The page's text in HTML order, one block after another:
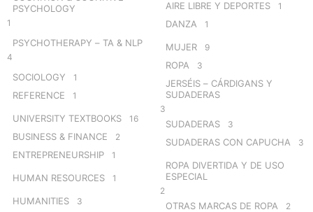
PSYCHOLOGY
1
PSYCHOTHERAPY – TA & NLP
4
SOCIOLOGY 1
REFERENCE 1
UNIVERSITY TEXTBOOKS 16
BUSINESS & FINANCE 2
ENTREPRENEURSHIP 1
HUMAN RESOURCES 1
HUMANITIES 3
AIRE LIBRE Y DEPORTES 1
DANZA 1
MUJER 9
ROPA 3
JERSÉIS – CÁRDIGANS Y
SUDADERAS
3
SUDADERAS 3
SUDADERAS CON CAPUCHA 3
ROPA DIVERTIDA Y DE USO
ESPECIAL
2
OTRAS MARCAS DE ROPA 2